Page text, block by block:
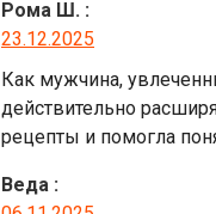
Рома Ш. :
23.12.2025
Как мужчина,
действительно
рецепты и помогла
Веда :